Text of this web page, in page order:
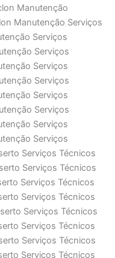
Manutenção
Manutenção Serviços
Serviços
Serviços
Serviços
Serviços
Serviços
Serviços
Serviços
Serviços
Serviços Técnicos
Serviços Técnicos
Serviços Técnicos
Serviços Técnicos
Serviços Técnicos
Serviços Técnicos
Serviços Técnicos
Serviços Técnicos